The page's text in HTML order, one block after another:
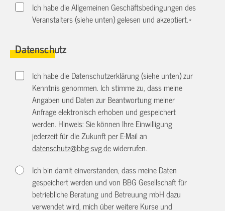
Ich habe die Allgemeinen Geschäftsbedingungen des
Veranstalters (siehe unten) gelesen und akzeptiert.*
Datenschutz
Ich habe die Datenschutzerklärung (siehe unten) zur
Kenntnis genommen. Ich stimme zu, dass meine
Angaben und Daten zur Beantwortung meiner
Anfrage elektronisch erhoben und gespeichert
werden. Hinweis: Sie können Ihre Einwilligung
jederzeit für die Zukunft per E-Mail an
datenschutz@bbg-svg.dewiderrufen.
Ich bin damit einverstanden, dass meine Daten
gespeichert werden und von BBG Gesellschaft für
betriebliche Beratung und Betreuung mbH dazu
verwendet wird, mich über weitere Kurse und